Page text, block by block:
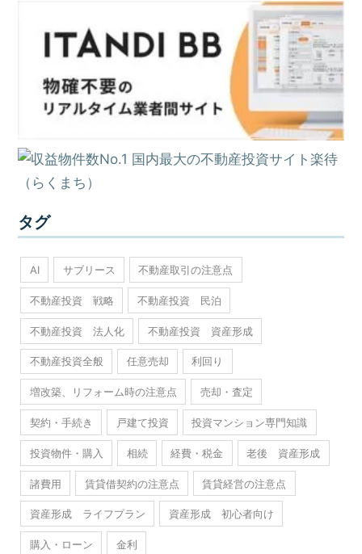
タグ
AI サブリース 不動産取引の注意点
不動産投資 戦略 不動産投資 民泊
不動産投資 法人化 不動産投資 資産形成
不動産投資全般 任意売却 利回り
増改築、リフォーム時の注意点 売却・査定
契約・手続き 戸建て投資 投資マンション専門知識
投資物件・購入 相続 経費・税金 老後 資産形成
諸費用 賃貸借契約の注意点 賃貸経営の注意点
資産形成 ライフプラン 資産形成 初心者向け
購入・ローン 金利